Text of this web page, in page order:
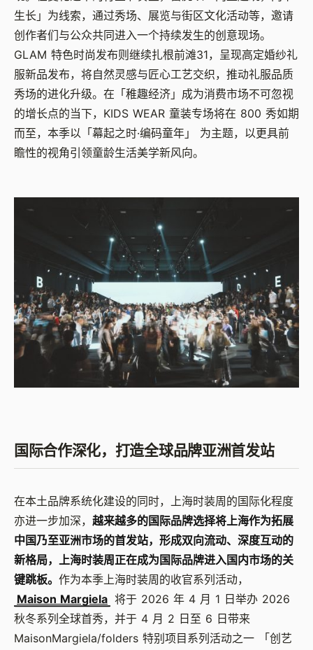
生长」为线索，通过秀场、展览与街区文化活动等，邀请
创作者们与公众共同进入一个持续发生的创意现场。
GLAM 特色时尚发布则继续扎根前滩31，呈现高定婚纱礼
服新品发布，将自然灵感与匠心工艺交织，推动礼服品质
秀场的进化升级。在「稚趣经济」成为消费市场不可忽视
的增长点的当下， KIDS WEAR 童装专场将在 800 秀如期
而至，本季以「幕起之时·编码童年」 为主题，以更具前
瞻性的视角引领童龄生活美学新风向。
国际合作深化，打造全球品牌亚洲首发站
在本土品牌系统化建设的同时，上海时装周的国际化程度
亦进一步加深， 越来越多的国际品牌选择将上海作为拓展
中国乃至亚洲市场的首发站，形成双向流动、深度互动的
新格局，上海时装周正在成为国际品牌进入国内市场的关
键跳板。 作为本季上海时装周的收官系列活动，
Maison Margiela 将于 2026 年 4 月 1 日举办 2026
秋冬系列全球首秀，并于 4 月 2 日至 6 日带来
MaisonMargiela/folders 特别项目系列活动之一 「创艺